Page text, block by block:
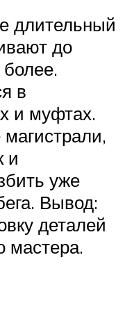
длительный
до
в
и муфтах.
и
уже
Вывод:
деталей
мастера.